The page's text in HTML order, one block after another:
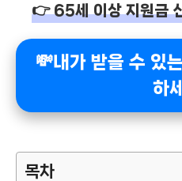
👉 65세 이상 지원금
💸내가 받을 수 있
하
목차